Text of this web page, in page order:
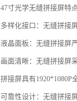
47寸光学无缝拼接屏特点
多样化接口：无缝拼接
液晶面板：无缝拼接屏
画面清晰：无缝拼接屏
拼接屏具有1920*1080P
可靠性设计：无缝拼接